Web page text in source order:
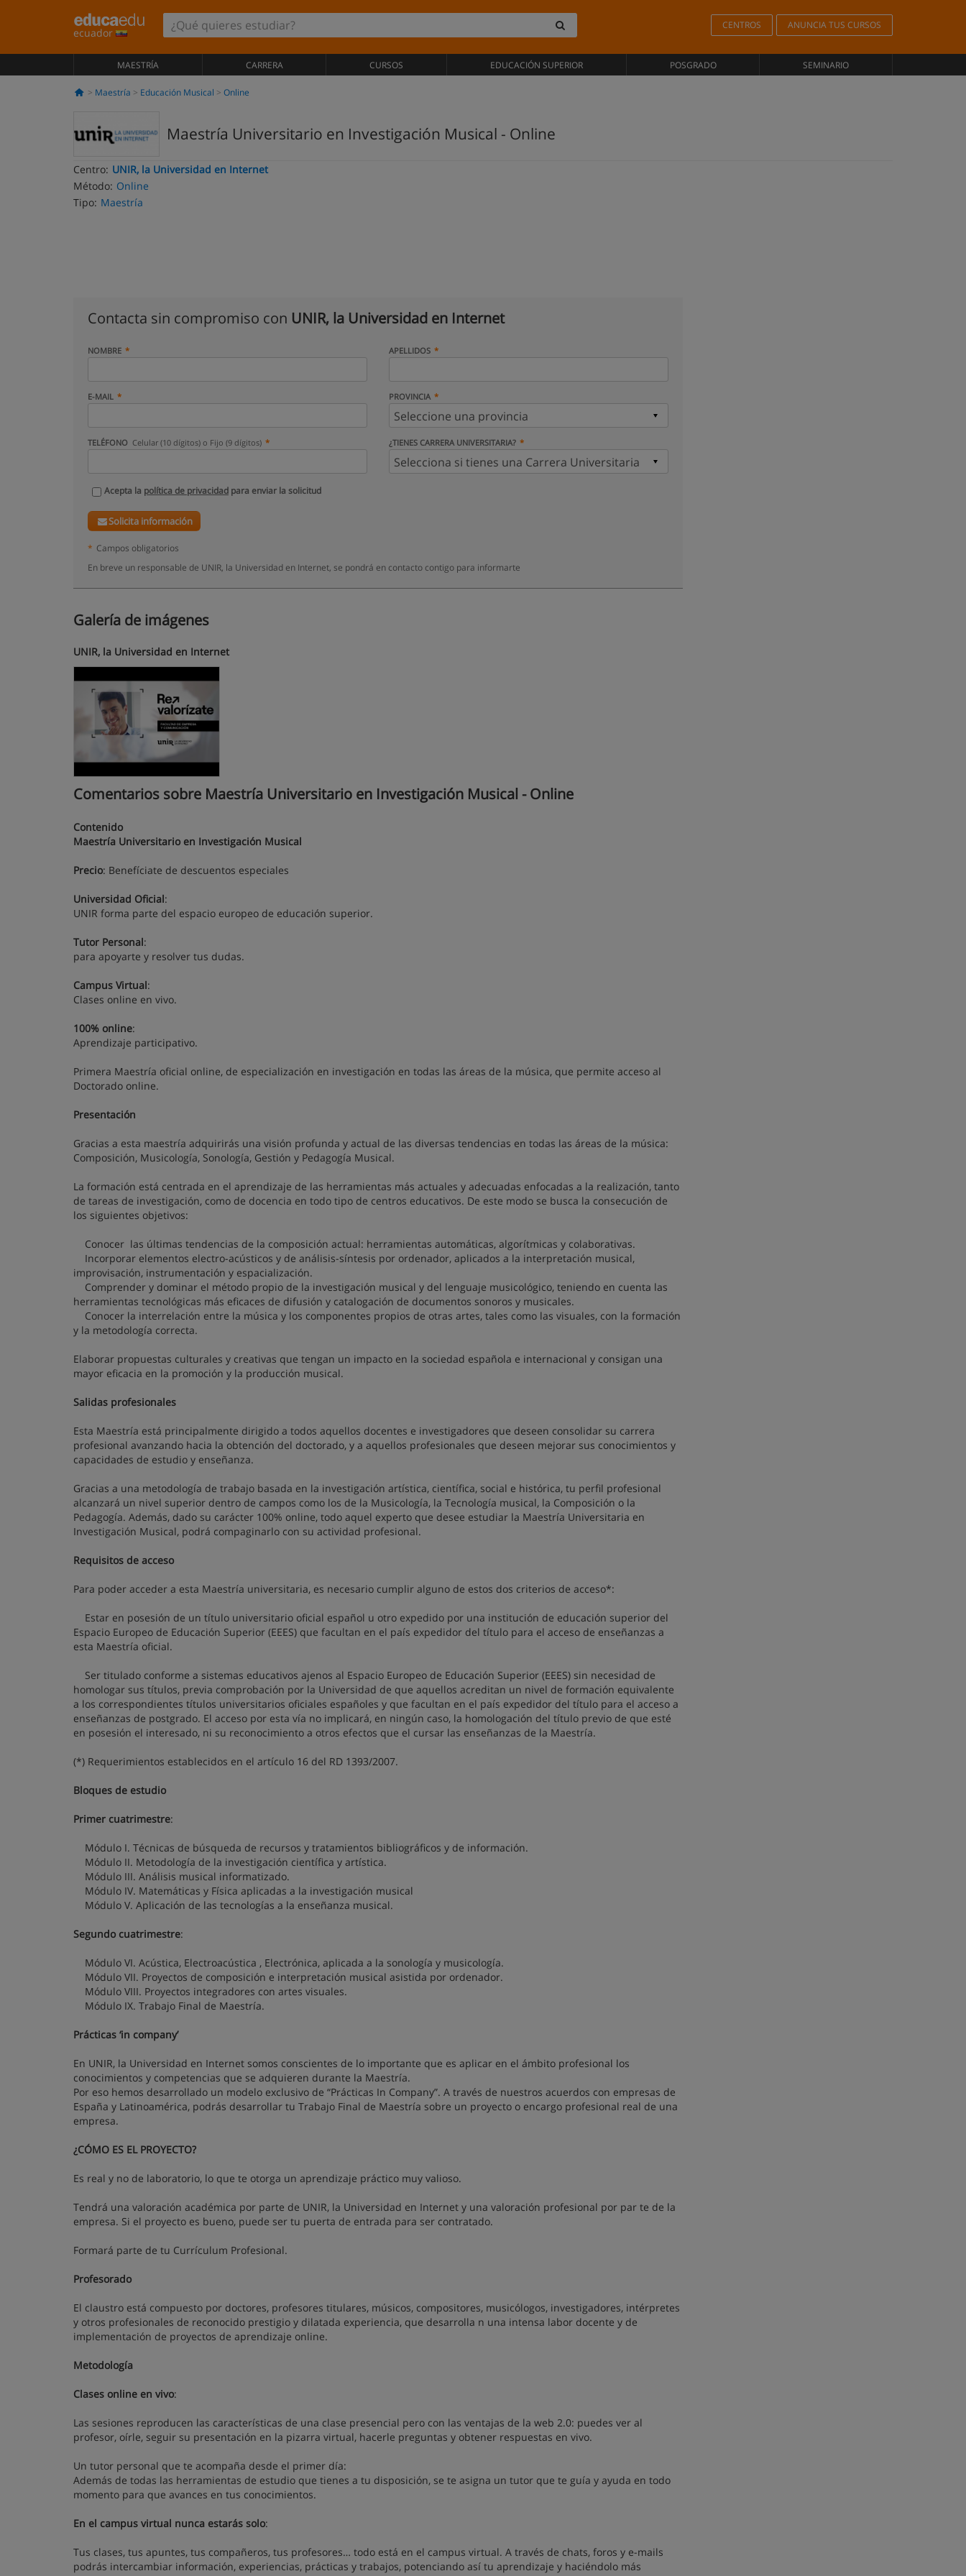
ecuador
CENTROS ANUNCIA TUS CURSOS
MAESTRÍA CARRERA CURSOS EDUCACIÓN SUPERIOR POSGRADO SEMINARIO
Maestría Educación Musical Online
Maestría Universitario en Investigación Musical - Online
Centro: UNIR, la Universidad en Internet
Método: Online
Tipo: Maestría
Contacta sin compromiso con UNIR, la Universidad en Internet
NOMBRE APELLIDOS
E-MAIL PROVINCIA
TELÉFONO Celular (10 dígitos) o Fijo (9 dígitos) ¿TIENES CARRERA UNIVERSITARIA?
Acepta la política de privacidad para enviar la solicitud
Solicita información
* Campos obligatorios
En breve un responsable de UNIR, la Universidad en Internet, se pondrá en contacto contigo para informarte
Galería de imágenes
UNIR, la Universidad en Internet
Comentarios sobre Maestría Universitario en Investigación Musical - Online
Contenido
Maestría Universitario en Investigación Musical
Precio: Benefíciate de descuentos especiales
Universidad Oficial:
UNIR forma parte del espacio europeo de educación superior.
Tutor Personal:
para apoyarte y resolver tus dudas.
Campus Virtual:
Clases online en vivo.
100% online:
Aprendizaje participativo.
Primera Maestría oficial online, de especialización en investigación en todas las áreas de la música, que permite acceso al
Doctorado online.
Presentación
Gracias a esta maestría adquirirás una visión profunda y actual de las diversas tendencias en todas las áreas de la música:
Composición, Musicología, Sonología, Gestión y Pedagogía Musical.
La formación está centrada en el aprendizaje de las herramientas más actuales y adecuadas enfocadas a la realización, tanto
de tareas de investigación, como de docencia en todo tipo de centros educativos. De este modo se busca la consecución de
los siguientes objetivos:
Conocer las últimas tendencias de la composición actual: herramientas automáticas, algorítmicas y colaborativas.
Incorporar elementos electro-acústicos y de análisis-síntesis por ordenador, aplicados a la interpretación musical,
improvisación, instrumentación y espacialización.
Comprender y dominar el método propio de la investigación musical y del lenguaje musicológico, teniendo en cuenta las
herramientas tecnológicas más eficaces de difusión y catalogación de documentos sonoros y musicales.
Conocer la interrelación entre la música y los componentes propios de otras artes, tales como las visuales, con la formación
y la metodología correcta.
Elaborar propuestas culturales y creativas que tengan un impacto en la sociedad española e internacional y consigan una
mayor eficacia en la promoción y la producción musical.
Salidas profesionales
Esta Maestría está principalmente dirigido a todos aquellos docentes e investigadores que deseen consolidar su carrera
profesional avanzando hacia la obtención del doctorado, y a aquellos profesionales que deseen mejorar sus conocimientos y
capacidades de estudio y enseñanza.
Gracias a una metodología de trabajo basada en la investigación artística, científica, social e histórica, tu perfil profesional
alcanzará un nivel superior dentro de campos como los de la Musicología, la Tecnología musical, la Composición o la
Pedagogía. Además, dado su carácter 100% online, todo aquel experto que desee estudiar la Maestría Universitaria en
Investigación Musical, podrá compaginarlo con su actividad profesional.
Requisitos de acceso
Para poder acceder a esta Maestría universitaria, es necesario cumplir alguno de estos dos criterios de acceso*:
Estar en posesión de un título universitario oficial español u otro expedido por una institución de educación superior del
Espacio Europeo de Educación Superior (EEES) que facultan en el país expedidor del título para el acceso de enseñanzas a
esta Maestría oficial.
Ser titulado conforme a sistemas educativos ajenos al Espacio Europeo de Educación Superior (EEES) sin necesidad de
homologar sus títulos, previa comprobación por la Universidad de que aquellos acreditan un nivel de formación equivalente
a los correspondientes títulos universitarios oficiales españoles y que facultan en el país expedidor del título para el acceso a
enseñanzas de postgrado. El acceso por esta vía no implicará, en ningún caso, la homologación del título previo de que esté
en posesión el interesado, ni su reconocimiento a otros efectos que el cursar las enseñanzas de la Maestría.
(*) Requerimientos establecidos en el artículo 16 del RD 1393/2007.
Bloques de estudio
Primer cuatrimestre:
Módulo I. Técnicas de búsqueda de recursos y tratamientos bibliográficos y de información.
Módulo II. Metodología de la investigación científica y artística.
Módulo III. Análisis musical informatizado.
Módulo IV. Matemáticas y Física aplicadas a la investigación musical
Módulo V. Aplicación de las tecnologías a la enseñanza musical.
Segundo cuatrimestre:
Módulo VI. Acústica, Electroacústica , Electrónica, aplicada a la sonología y musicología.
Módulo VII. Proyectos de composición e interpretación musical asistida por ordenador.
Módulo VIII. Proyectos integradores con artes visuales.
Módulo IX. Trabajo Final de Maestría.
Prácticas ‘in company’
En UNIR, la Universidad en Internet somos conscientes de lo importante que es aplicar en el ámbito profesional los
conocimientos y competencias que se adquieren durante la Maestría.
Por eso hemos desarrollado un modelo exclusivo de “Prácticas In Company”. A través de nuestros acuerdos con empresas de
España y Latinoamérica, podrás desarrollar tu Trabajo Final de Maestría sobre un proyecto o encargo profesional real de una
empresa.
¿CÓMO ES EL PROYECTO?
Es real y no de laboratorio, lo que te otorga un aprendizaje práctico muy valioso.
Tendrá una valoración académica por parte de UNIR, la Universidad en Internet y una valoración profesional por par te de la
empresa. Si el proyecto es bueno, puede ser tu puerta de entrada para ser contratado.
Formará parte de tu Currículum Profesional.
Profesorado
El claustro está compuesto por doctores, profesores titulares, músicos, compositores, musicólogos, investigadores, intérpretes
y otros profesionales de reconocido prestigio y dilatada experiencia, que desarrolla n una intensa labor docente y de
implementación de proyectos de aprendizaje online.
Metodología
Clases online en vivo:
Las sesiones reproducen las características de una clase presencial pero con las ventajas de la web 2.0: puedes ver al
profesor, oírle, seguir su presentación en la pizarra virtual, hacerle preguntas y obtener respuestas en vivo.
Un tutor personal que te acompaña desde el primer día:
Además de todas las herramientas de estudio que tienes a tu disposición, se te asigna un tutor que te guía y ayuda en todo
momento para que avances en tus conocimientos.
En el campus virtual nunca estarás solo:
Tus clases, tus apuntes, tus compañeros, tus profesores… todo está en el campus virtual. A través de chats, foros y e-mails
podrás intercambiar información, experiencias, prácticas y trabajos, potenciando así tu aprendizaje y haciéndolo más